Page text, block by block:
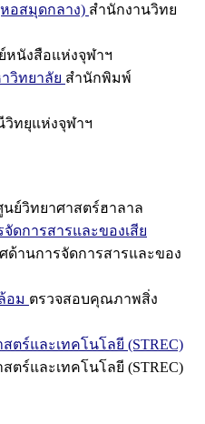
อสมุดกลาง) สำนักงานวิทย
หนังสือแห่งจุฬาฯ
วิทยาลัย สำนักพิมพ์
วิทยุแห่งจุฬาฯ
นย์วิทยาศาสตร์ฮาลาล
ดการสารและของเสีย
ด้านการจัดการสารและของ
อม ตรวจสอบคุณภาพสิ่ง
ตร์และเทคโนโลยี (STREC)
ตร์และเทคโนโลยี (STREC)